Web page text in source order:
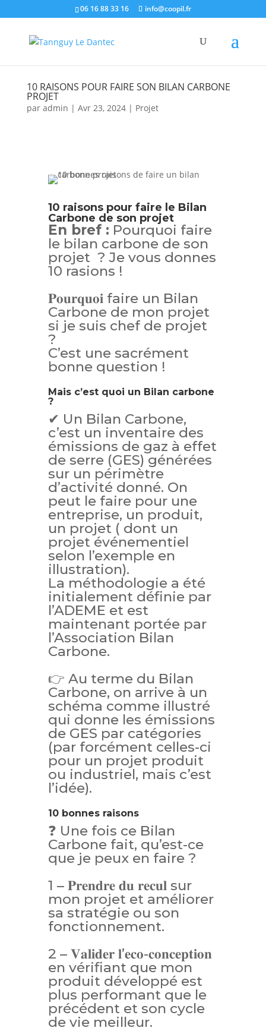
06 16 88 33 16 info@coopil.fr
10 RAISONS POUR FAIRE SON BILAN CARBONE
PROJET
par admin | Avr 23, 2024| Projet
10 raisons pour faire le Bilan
Carbone de son projet
En bref : Pourquoi faire
le bilan carbone de son
projet ? Je vous donnes
10 rasions !
𝐏𝐨𝐮𝐫𝐪𝐮𝐨𝐢 faire un Bilan
Carbone de mon projet
si je suis chef de projet
?
C’est une sacrément
bonne question !
Mais c’est quoi un Bilan carbone
?
✔ Un Bilan Carbone,
c’est un inventaire des
émissions de gaz à effet
de serre (GES) générées
sur un périmètre
d’activité donné. On
peut le faire pour une
entreprise, un produit,
un projet ( dont un
projet événementiel
selon l’exemple en
illustration).
La méthodologie a été
initialement définie par
l’ADEME et est
maintenant portée par
l’Association Bilan
Carbone.
👉 Au terme du Bilan
Carbone, on arrive à un
schéma comme illustré
qui donne les émissions
de GES par catégories
(par forcément celles-ci
pour un projet produit
ou industriel, mais c’est
l’idée).
10 bonnes raisons
❓ Une fois ce Bilan
Carbone fait, qu’est-ce
que je peux en faire ?
1 – 𝐏𝐫𝐞𝐧𝐝𝐫𝐞 𝐝𝐮 𝐫𝐞𝐜𝐮𝐥 sur
mon projet et améliorer
sa stratégie ou son
fonctionnement.
2 – 𝐕𝐚𝐥𝐢𝐝𝐞𝐫 𝐥’𝐞𝐜𝐨-𝐜𝐨𝐧𝐜𝐞𝐩𝐭𝐢𝐨𝐧
en vérifiant que mon
produit développé est
plus performant que le
précédent et son cycle
de vie meilleur.